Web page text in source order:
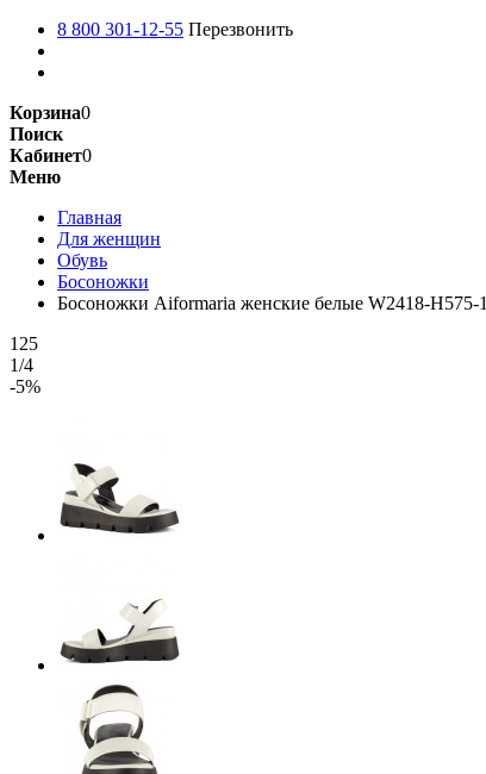
8 800 301-12-55 Перезвонить
Корзина0
Поиск
Кабинет0
Меню
Главная
Для женщин
Обувь
Босоножки
Босоножки Aiformaria женские белые W2418-H575-1
125
1/4
-5%